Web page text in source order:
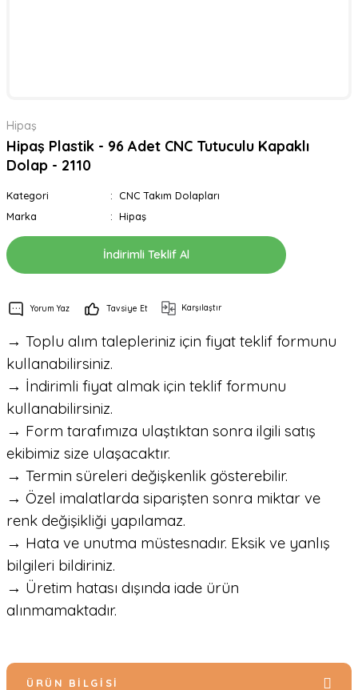
Hipaş
Hipaş Plastik - 96 Adet CNC Tutuculu Kapaklı
Dolap - 2110
Kategori
CNC Takım Dolapları
Marka
Hipaş
İndirimli Teklif Al
Yorum Yaz Tavsiye Et Karşılaştır
→ Toplu alım talepleriniz için fiyat teklif formunu
kullanabilirsiniz.
→ İndirimli fiyat almak için teklif formunu
kullanabilirsiniz.
→ Form tarafımıza ulaştıktan sonra ilgili satış
ekibimiz size ulaşacaktır.
→ Termin süreleri değişkenlik gösterebilir.
→ Özel imalatlarda siparişten sonra miktar ve
renk değişikliği yapılamaz.
→ Hata ve unutma müstesnadır. Eksik ve yanlış
bilgileri bildiriniz.
→ Üretim hatası dışında iade ürün
alınmamaktadır.
ÜRÜN BILGISI